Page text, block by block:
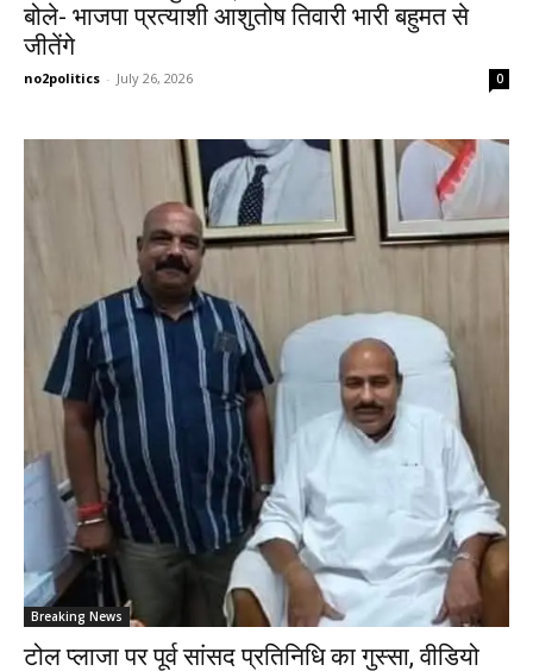
बोले- भाजपा प्रत्याशी आशुतोष तिवारी भारी बहुमत से
जीतेंगे
no2politics - July 26, 2026 0
Breaking News
टोल प्लाजा पर पूर्व सांसद प्रतिनिधि का गुस्सा, वीडियो